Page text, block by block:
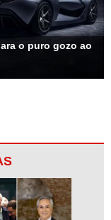
o puro gozo ao